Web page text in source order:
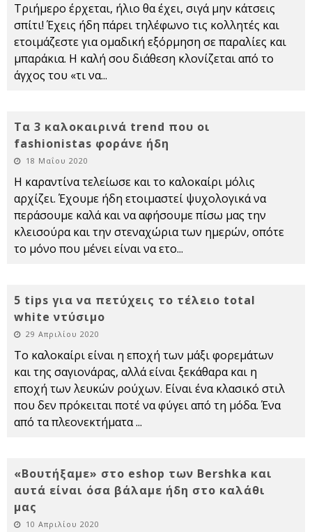
Τριήμερο έρχεται, ήλιο θα έχει, σιγά μην κάτσεις
σπίτι! Έχεις ήδη πάρει τηλέφωνο τις κολλητές και
ετοιμάζεστε για ομαδική εξόρμηση σε παραλίες και
μπαράκια. Η καλή σου διάθεση κλονίζεται από το
άγχος του «τι να...
Τα 3 καλοκαιρινά trend που οι
fashionistas φοράνε ήδη
18 Μαΐου 2020
Η καραντίνα τελείωσε και το καλοκαίρι μόλις
αρχίζει. Έχουμε ήδη ετοιμαστεί ψυχολογικά να
περάσουμε καλά και να αφήσουμε πίσω μας την
κλεισούρα και την στεναχώρια των ημερών, οπότε
το μόνο που μένει είναι να ετο...
5 tips για να πετύχεις το τέλειο total
white ντύσιμο
29 Απριλίου 2020
Το καλοκαίρι είναι η εποχή των μάξι φορεμάτων
και της σαγιονάρας, αλλά είναι ξεκάθαρα και η
εποχή των λευκών ρούχων. Είναι ένα κλασικό στιλ
που δεν πρόκειται ποτέ να φύγει από τη μόδα. Ένα
από τα πλεονεκτήματα...
«Βουτήξαμε» στο eshop των Bershka και
αυτά είναι όσα βάλαμε ήδη στο καλάθι
μας
10 Απριλίου 2020